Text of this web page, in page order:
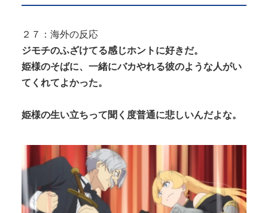
２７：海外の反応
ジモチのふざけてる感じホントに好きだ。
姫様のそばに、一緒にバカやれる彼のような人がい
てくれてよかった。
姫様の生い立ちって聞く度普通に悲しいんだよな。